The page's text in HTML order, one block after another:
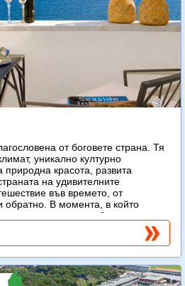
от боговете страна. Тя
уникално културно
красота, развита
на удивителните
във времето, от
обратно. В момента, в който
попадате в обятията на